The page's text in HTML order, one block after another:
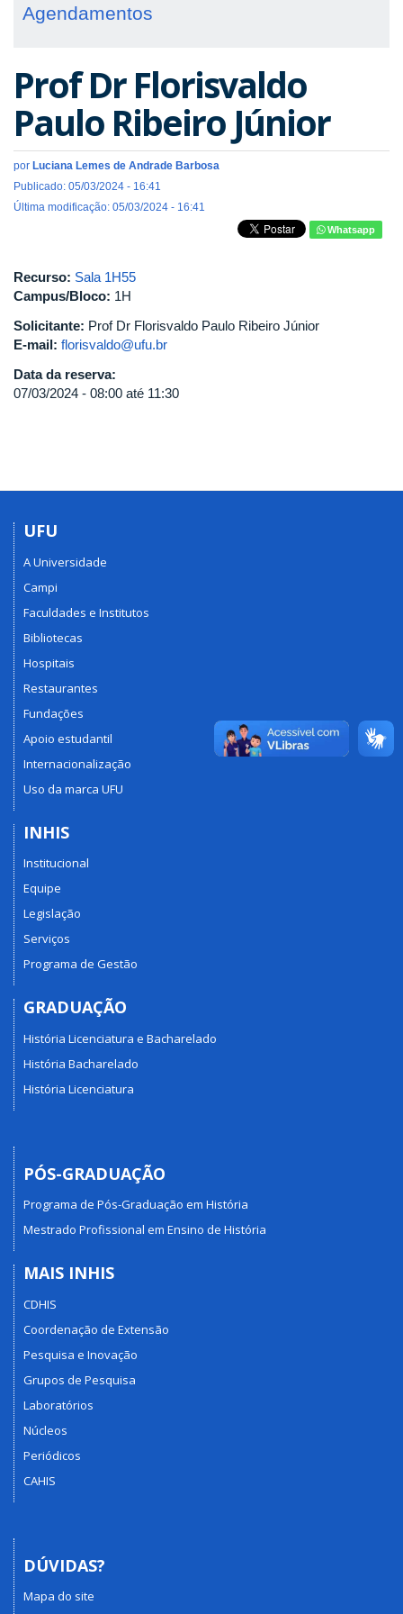
Agendamentos
Prof Dr Florisvaldo
Paulo Ribeiro Júnior
por Luciana Lemes de Andrade Barbosa
Publicado: 05/03/2024 - 16:41
Última modificação: 05/03/2024 - 16:41
Whatsapp
Recurso: Sala 1H55
Campus/Bloco: 1H
Solicitante: Prof Dr Florisvaldo Paulo Ribeiro Júnior
E-mail: florisvaldo@ufu.br
Data da reserva:
07/03/2024 - 08:00 até 11:30
UFU
A Universidade
Campi
Faculdades e Institutos
Bibliotecas
Hospitais
Restaurantes
Fundações
Apoio estudantil
Internacionalização
Uso da marca UFU
INHIS
Institucional
Equipe
Legislação
Serviços
Programa de Gestão
GRADUAÇÃO
História Licenciatura e Bacharelado
História Bacharelado
História Licenciatura
PÓS-GRADUAÇÃO
Programa de Pós-Graduação em História
Mestrado Profissional em Ensino de História
MAIS INHIS
CDHIS
Coordenação de Extensão
Pesquisa e Inovação
Grupos de Pesquisa
Laboratórios
Núcleos
Periódicos
CAHIS
DÚVIDAS?
Mapa do site